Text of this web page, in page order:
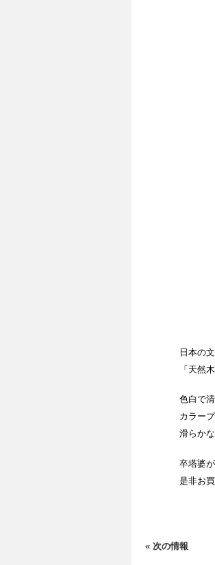
日本の
「天然
色白で
カラー
滑らか
卒塔婆
是非お
« 次の情報